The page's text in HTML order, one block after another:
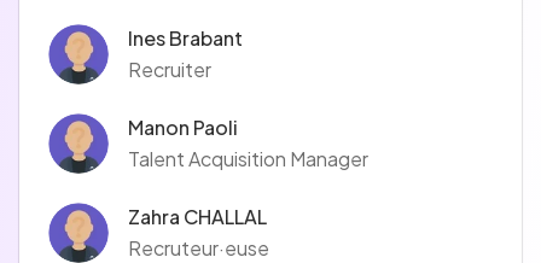
Ines Brabant
Recruiter
Manon Paoli
Talent Acquisition Manager
Zahra CHALLAL
Recruteur·euse